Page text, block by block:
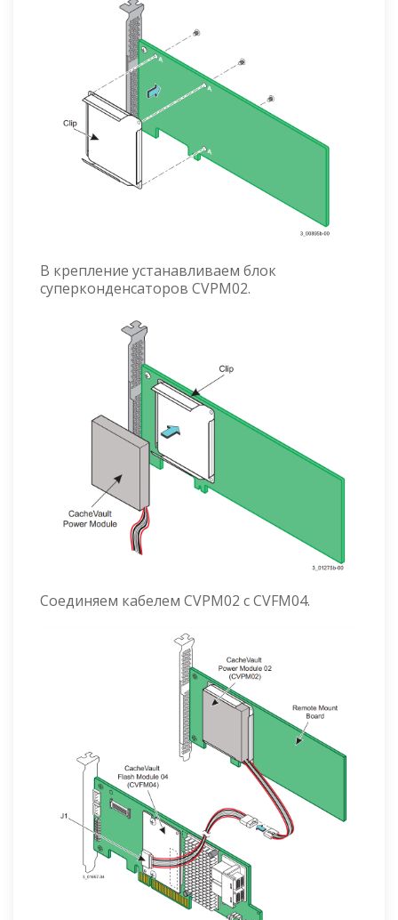
В крепление устанавливаем блок
суперконденсаторов CVPM02.
Соединяем кабелем CVPM02 с CVFM04.